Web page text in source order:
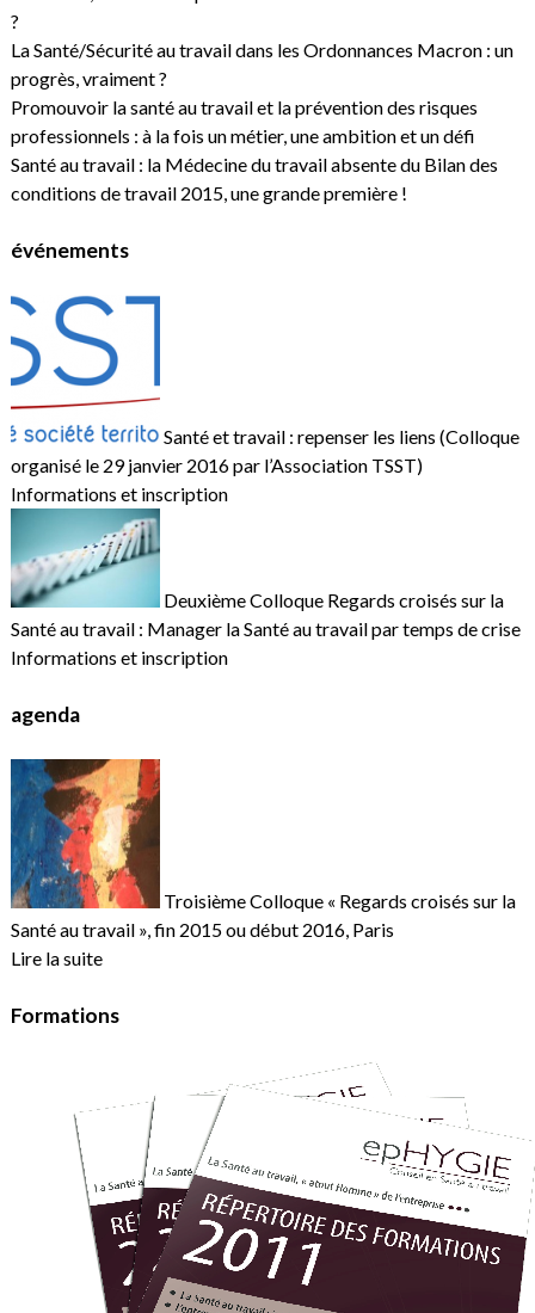
?
La Santé/Sécurité au travail dans les Ordonnances Macron : un
progrès, vraiment ?
Promouvoir la santé au travail et la prévention des risques
professionnels : à la fois un métier, une ambition et un défi
Santé au travail : la Médecine du travail absente du Bilan des
conditions de travail 2015, une grande première !
événements
Santé et travail : repenser les liens (Colloque
organisé le 29 janvier 2016 par l’Association TSST)
Informations et inscription
Deuxième Colloque Regards croisés sur la
Santé au travail : Manager la Santé au travail par temps de crise
Informations et inscription
agenda
Troisième Colloque « Regards croisés sur la
Santé au travail », fin 2015 ou début 2016, Paris
Lire la suite
Formations